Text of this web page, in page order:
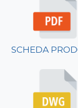
SCHEDA